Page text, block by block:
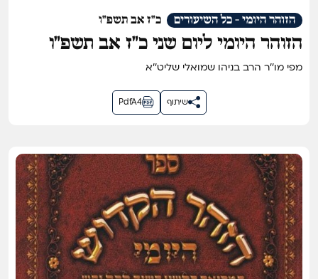
כ"ז אב תשפ"ו הזוהר היומי - כל השיעורים
הזוהר היומי ליום שני כ״ז אב תשפ״ו
מפי מו''ר הרב בניהו שמואלי שליט''א
PdfA4 שיתוף